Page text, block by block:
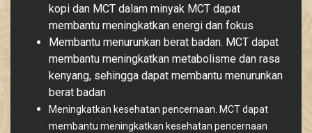
kopi dan MCT dalam minyak MCT dapat
membantu meningkatkan energi dan fokus
Membantu menurunkan berat badan. MCT dapat
membantu meningkatkan metabolisme dan rasa
kenyang, sehingga dapat membantu menurunkan
berat badan
Meningkatkan kesehatan pencernaan. MCT dapat
membantu meningkatkan kesehatan pencernaan